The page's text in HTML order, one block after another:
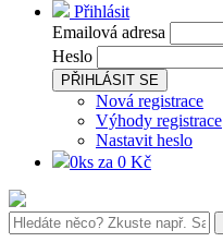
Přihlásit
Emailová adresa
Heslo
PŘIHLÁSIT SE
Nová registrace
Výhody registrace
Nastavit heslo
0ks za 0 Kč